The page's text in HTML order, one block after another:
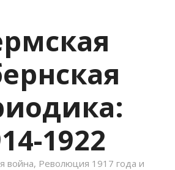
1922
война, Революция 1917 года и